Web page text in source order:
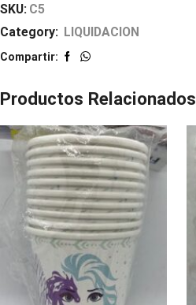
SKU: C5
Category: LIQUIDACION
Compartir:
Productos Relacionados